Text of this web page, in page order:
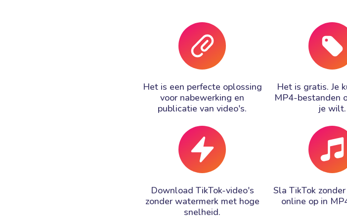
Het is een perfecte oplossing
voor nabewerking en
publicatie van video's.
Het is gratis. Je
MP4-bestanden
je wilt.
Download TikTok-video's
zonder watermerk met hoge
snelheid.
Sla TikTok
online op in